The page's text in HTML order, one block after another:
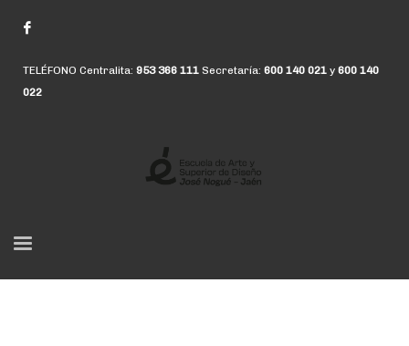
TELÉFONO Centralita: 953 366 111 Secretaría: 600 140 021 y 600 140
022